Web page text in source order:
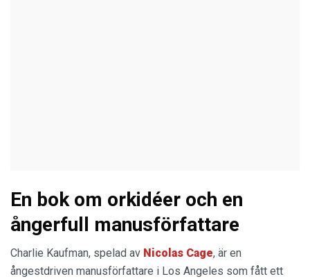
En bok om orkidéer och en
ångerfull manusförfattare
Charlie Kaufman, spelad av Nicolas Cage, är en
ångestdriven manusförfattare i Los Angeles som fått ett